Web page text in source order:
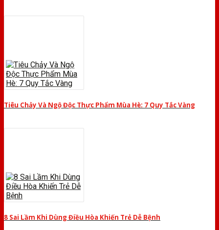
Tiêu Chảy Và Ngộ Độc Thực Phẩm Mùa Hè: 7 Quy Tắc Vàng
8 Sai Lầm Khi Dùng Điều Hòa Khiến Trẻ Dễ Bệnh